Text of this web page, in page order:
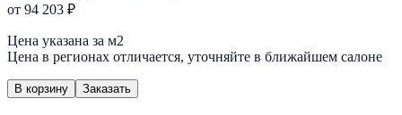
от 94 203 ₽
Цена указана за м2
Цена в регионах отличается, уточняйте в ближайшем салоне
В корзину Заказать